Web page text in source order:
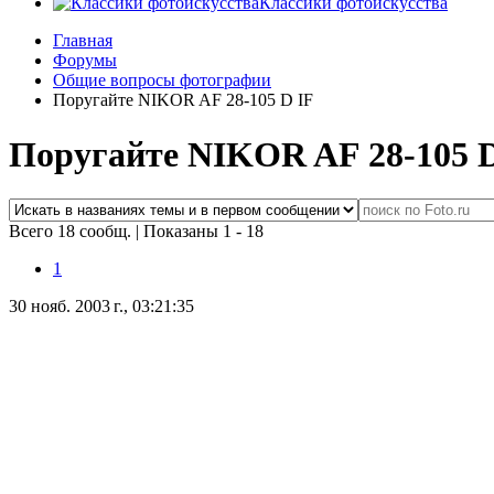
Главная
Форумы
Общие вопросы фотографии
Поругайте NIKOR AF 28-105 D IF
Поругайте NIKOR AF 28-105
Всего 18 сообщ. | Показаны 1 - 18
1
30 нояб. 2003 г., 03:21:35